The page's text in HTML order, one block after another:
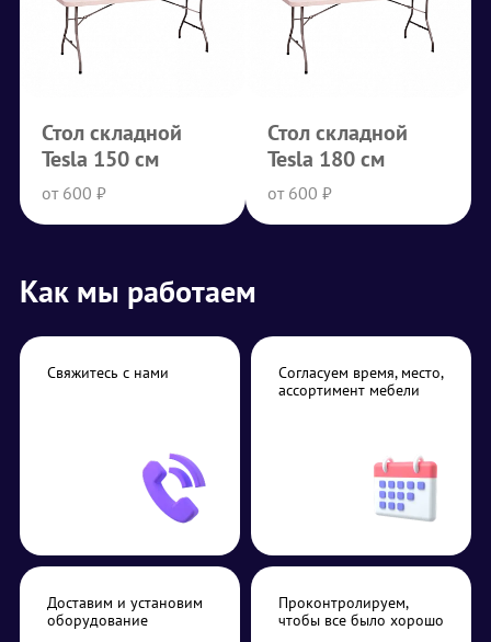
Стол складной
Tesla 150 см
от 600 ₽
Стол складной
Tesla 180 см
от 600 ₽
Как мы работаем
Свяжитесь с нами
Согласуем время, место,
ассортимент мебели
Доставим и установим
оборудование
Проконтролируем,
чтобы все было хорошо